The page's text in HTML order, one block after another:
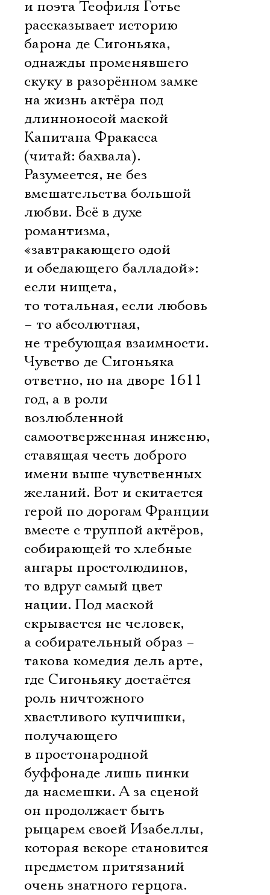
и поэта Теофиля Готье
рассказывает историю
барона де Сигоньяка,
однажды променявшего
скуку в разорённом замке
на жизнь актёра под
длинноносой маской
Капитана Фракасса
(читай: бахвала).
Разумеется, не без
вмешательства большой
любви. Всё в духе
романтизма,
«завтракающего одой
и обедающего балладой»:
если нищета,
то тотальная, если любовь
– то абсолютная,
не требующая взаимности.
Чувство де Сигоньяка
ответно, но на дворе 1611
год, а в роли
возлюбленной 
самоотверженная инженю,
ставящая честь доброго
имени выше чувственных
желаний. Вот и скитается
герой по дорогам Франции
вместе с труппой актёров,
собирающей то хлебные
ангары простолюдинов,
то вдруг самый цвет
нации. Под маской
скрывается не человек,
а собирательный образ –
такова комедия дель арте,
где Сигоньяку достаётся
роль ничтожного
хвастливого купчишки,
получающего
в простонародной
буффонаде лишь пинки
да насмешки. А за сценой
он продолжает быть
рыцарем своей Изабеллы,
которая вскоре становится
предметом притязаний
очень знатного герцога.